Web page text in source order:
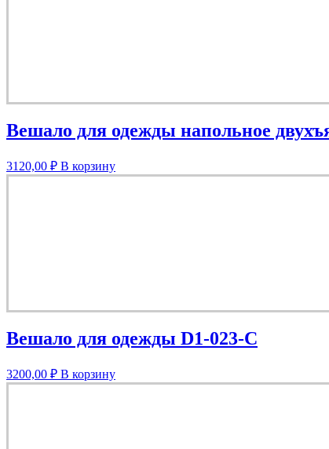
Вешало для одежды напольное
3120,00 ₽ В корзину
Вешало для одежды D1-023-C
3200,00 ₽ В корзину